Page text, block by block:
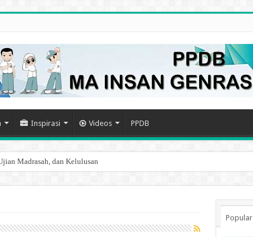
Inspirasi Videos PPDB
Madrasah, dan Kelulusan
Kepala Madrasah
Popular